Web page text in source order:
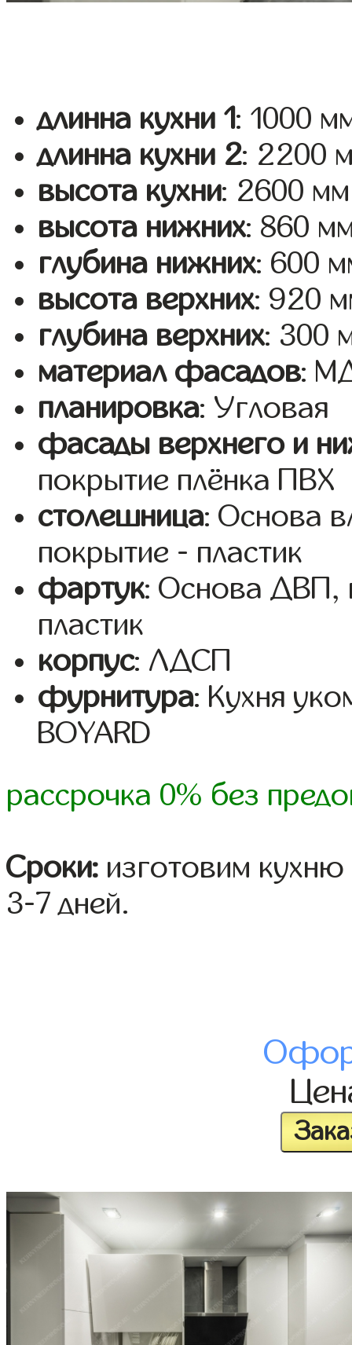
длинна кухни 1: 1000
длинна кухни 2: 2200
высота кухни: 2600 мм
высота нижних: 860
глубина нижних: 600
высота верхних: 920
глубина верхних: 300
материал фасадов:
планировка: Угловая
фасады верхнего и
покрытие плёнка ПВХ
столешница: Основа
покрытие - пластик
фартук: Основа ДВП,
пластик
корпус: ЛДСП
фурнитура: Кухня
BOYARD
рассрочка 0% без
Сроки: изготовим
3-7 дней.